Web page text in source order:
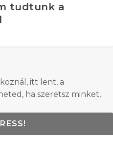
tudtunk a
itt lent, a
ha szeretsz minket,